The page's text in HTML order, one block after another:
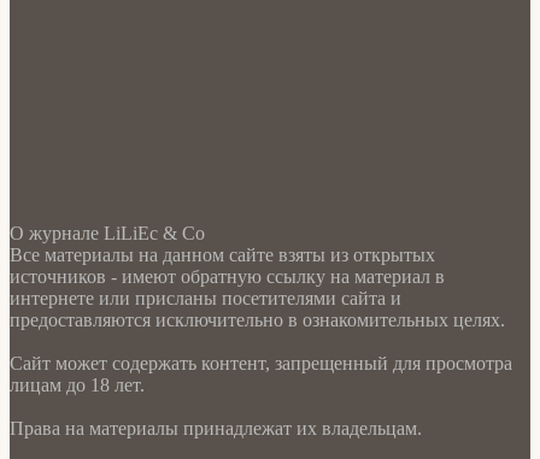
О журнале LiLiEc & Co
Все материалы на данном сайте взяты из открытых
источников - имеют обратную ссылку на материал в
интернете или присланы посетителями сайта и
предоставляются исключительно в ознакомительных целях.
Сайт может содержать контент, запрещенный для просмотра
лицам до 18 лет.
Права на материалы принадлежат их владельцам.